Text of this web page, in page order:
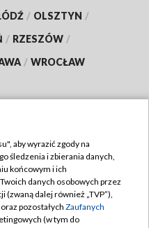
/ OLSZTYN /
/ RZESZÓW /
/ WROCŁAW
TVP
aby wyrazić zgody na
śledzenia i zbierania danych,
końcowym i ich
danych osobowych przez
(zwaną dalej również „TVP”),
oraz pozostałych Zaufanych
(w tym do